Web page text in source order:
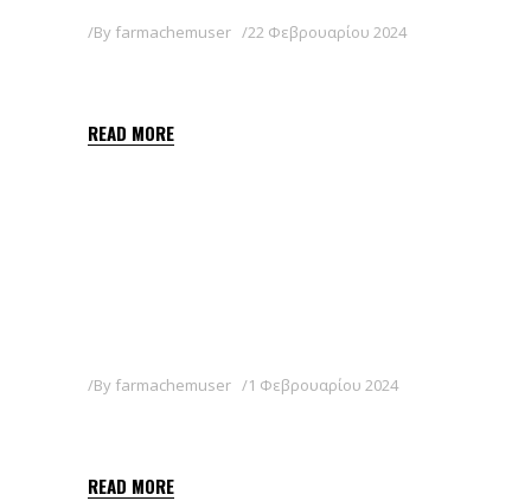
By farmachemuser 22 Φεβρουαρίου 2024
READ MORE
By farmachemuser 1 Φεβρουαρίου 2024
READ MORE